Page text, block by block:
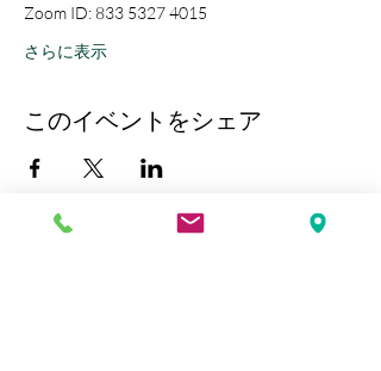
Zoom ID: 833 5327 4015
さらに表示
このイベントをシェア